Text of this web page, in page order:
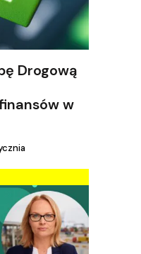
Drogową
w